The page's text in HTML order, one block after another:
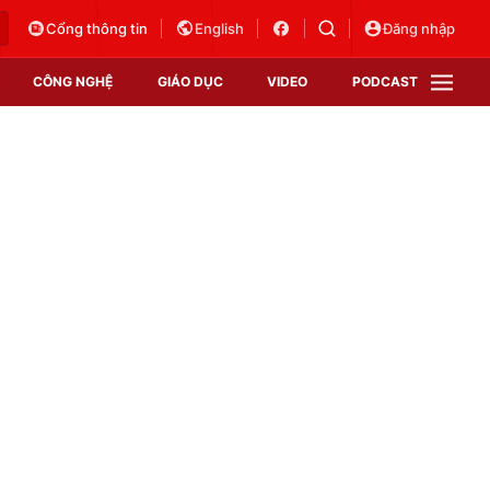
Cổng thông tin English Đăng nhập
CÔNG NGHỆ GIÁO DỤC VIDEO PODCAST